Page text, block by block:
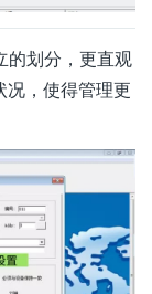
的划分，更直观
况，使得管理更